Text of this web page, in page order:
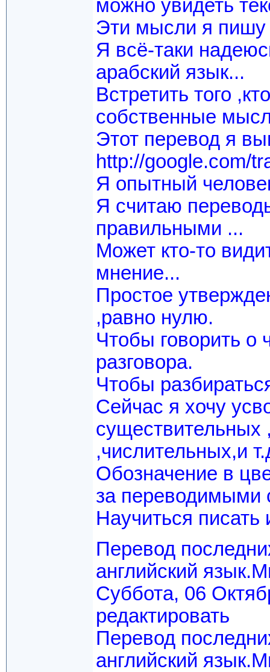
можно увидеть
Эти мысли я пишу
Я всё-таки
арабский язык...
Встретить того
собственные
Этот перевод я
http://google.com/
Я опытный
Я считаю
правильными ...
Может кто-то
мнение...
Простое
,равно нулю.
Чтобы говорить о
разговора.
Чтобы
Сейчас я хочу
существительных
,числительных,и
Обозначение в
за переводимыми
Научиться писать
Перевод
английский
Суббота, 06
редактировать
Перевод
английский